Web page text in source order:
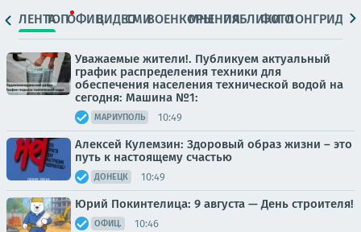
ЛЕНТАТОПОФИЦ.ВИДЕОСМИВОЕНКОРЫМНЕНИЯПАБЛИКИ
ФОТОЛОНГРИДЫ
Уважаемые жители!. Публикуем актуальный
график распределения техники для
обеспечения населения технической водой на
сегодня: Машина №1:
МАРИУПОЛЬ 10:49
Алексей Кулемзин: Здоровый образ жизни – это
путь к настоящему счастью
ДОНЕЦК 10:49
Юрий Покинтелица: 9 августа — День строителя!
ОФИЦ. 10:46